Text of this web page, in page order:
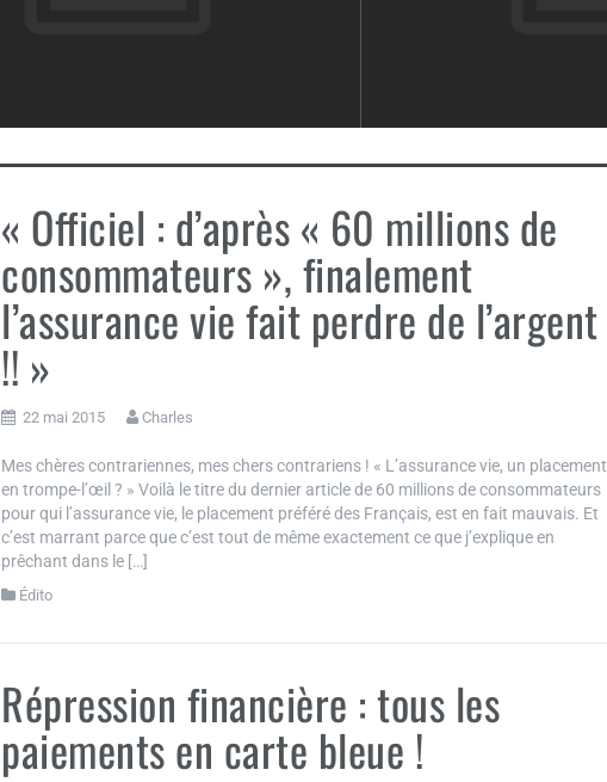
« Officiel : d’après « 60 millions de
consommateurs », finalement
l’assurance vie fait perdre de l’argent
!! »
22 mai 2015 Charles
Mes chères contrariennes, mes chers contrariens ! « L’assurance vie, un placement
en trompe-l’œil ? » Voilà le titre du dernier article de 60 millions de consommateurs
pour qui l’assurance vie, le placement préféré des Français, est en fait mauvais. Et
c’est marrant parce que c’est tout de même exactement ce que j’explique en
prêchant dans le […]
Édito
Répression financière : tous les
paiements en carte bleue !